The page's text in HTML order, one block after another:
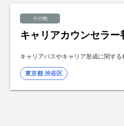
その他
キャリアカウンセラー
キャリアパスやキャリア形成に関する
東京都 渋谷区